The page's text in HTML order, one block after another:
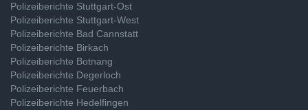
Polizeiberichte Stuttgart-Ost
Polizeiberichte Stuttgart-West
Polizeiberichte Bad Cannstatt
Polizeiberichte Birkach
Polizeiberichte Botnang
Polizeiberichte Degerloch
Polizeiberichte Feuerbach
Polizeiberichte Hedelfingen